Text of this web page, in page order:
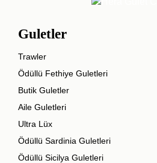
Guletler
Trawler
Ödüllü Fethiye Guletleri
Butik Guletler
Aile Guletleri
Ultra Lüx
Ödüllü Sardinia Guletleri
Ödüllü Sicilya Guletleri